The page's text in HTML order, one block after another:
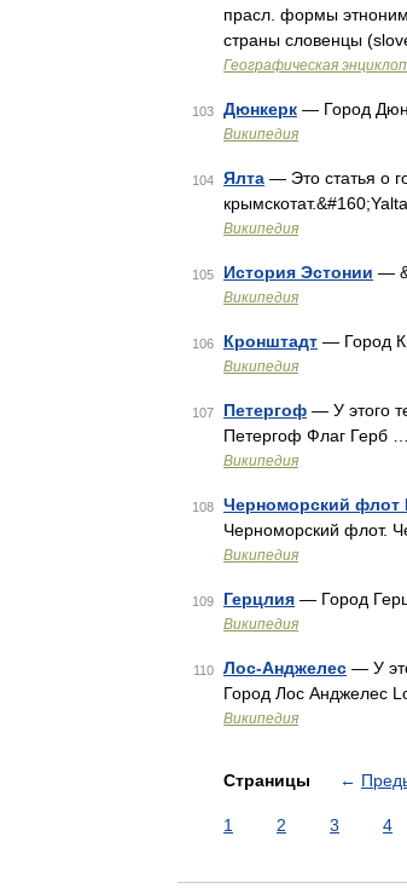
прасл. формы
страны словенцы
Географическая
103 Дюнкерк — Город
Википедия
104 Ялта — Это статья о
Википедия
105 История Эстонии —
Википедия
106 Кронштадт — Город
Википедия
107 Петергоф — У этого
Петергоф Флаг Герб …
Википедия
108 Черноморский
Черноморский флот.
Википедия
109 Герцлия
Википедия
110 Лос-Анджелес — У
Город Лос Анджелес
Википедия
Страницы ←
1 2 3 4